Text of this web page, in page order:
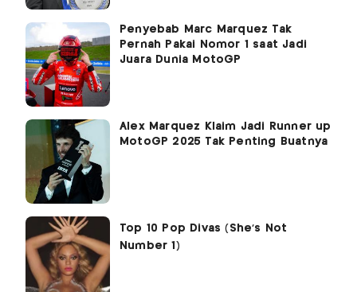
Penyebab Marc Marquez Tak
Pernah Pakai Nomor 1 saat Jadi
Juara Dunia MotoGP
Alex Marquez Klaim Jadi Runner up
MotoGP 2025 Tak Penting Buatnya